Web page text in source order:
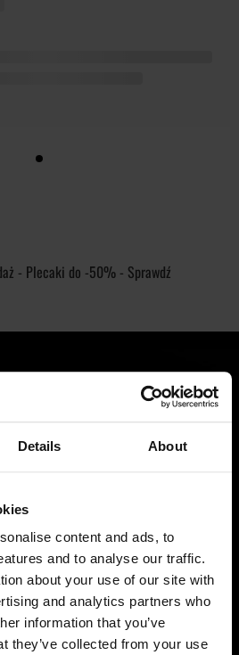
Details About
content and ads, to
and to analyse our traffic.
about your use of our site with
and analytics partners who
information that you’ve
they’ve collected from your use
i bądź na bieżąco z